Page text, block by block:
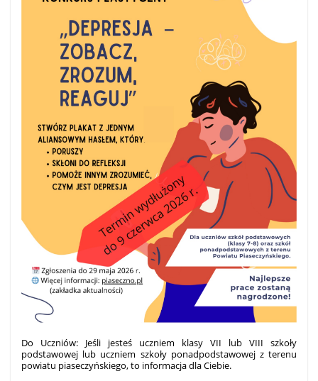
Do Uczniów: Jeśli jesteś uczniem klasy VII lub VIII szkoły
podstawowej lub uczniem szkoły ponadpodstawowej z terenu
powiatu piaseczyńskiego, to informacja dla Ciebie.